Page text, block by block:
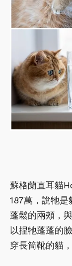
蘇格蘭直耳貓
187萬，說牠
蓬鬆的兩頰，
以捏牠蓬蓬的
穿長筒靴的貓